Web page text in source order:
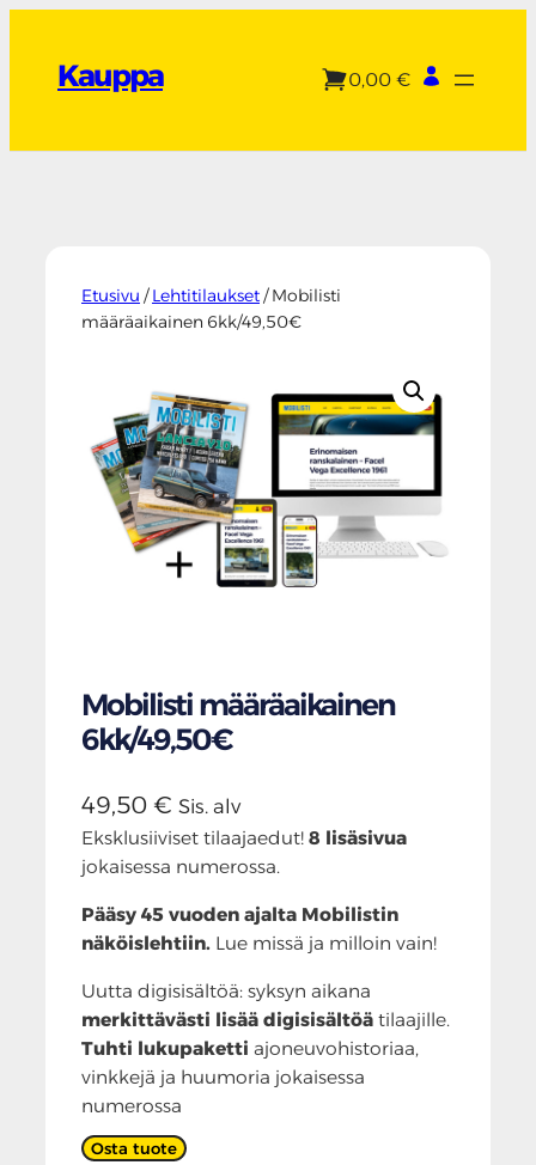
Kauppa 0,00 €
Etusivu /Lehtitilaukset/ Mobilisti
määräaikainen 6kk/49,50€
Mobilisti määräaikainen
6kk/49,50€
49,50 € Sis. alv
Eksklusiiviset tilaajaedut! 8 lisäsivua
jokaisessa numerossa.
Pääsy 45 vuoden ajalta Mobilistin
näköislehtiin. Lue missä ja milloin vain!
Uutta digisisältöä: syksyn aikana
merkittävästi lisää digisisältöä tilaajille.
Tuhti lukupaketti ajoneuvohistoriaa,
vinkkejä ja huumoria jokaisessa
numerossa
Osta tuote